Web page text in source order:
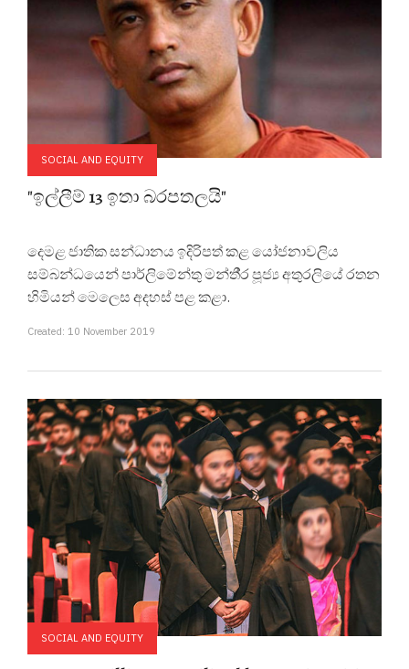
SOCIAL AND EQUITY
"ඉල්ලීම් 13 ඉතා බරපතලයි"
දෙමළ ජාතික සන්ධානය ඉදිරිපත් කළ යෝජනාවලිය
සම්බන්ධයෙන් පාර්ලිමේන්තු මන්තී‍්‍ර පූජ්‍ය අතුරලියේ රතන
හිමියන් මෙලෙස අදහස් පළ කළා.
Created: 10 November 2019
SOCIAL AND EQUITY